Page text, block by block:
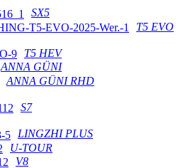
SX5
T5 EVO
T5 HEV
ANNA GÜNI
ANNA GÜNI RHD
S7
LINGZHI PLUS
U-TOUR
V8